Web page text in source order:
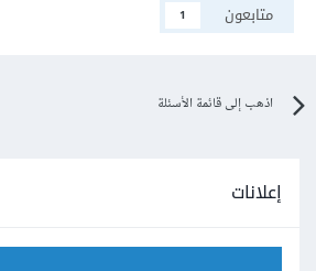
متابعون
1
اذهب إلى قائمة الأسئلة
إعلانات